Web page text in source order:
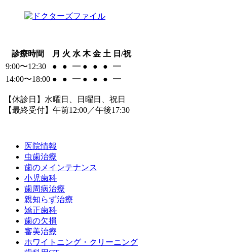
診療時間 月 火 水 木 金 土 日/祝
9:00〜12:30
● ● ━ ● ● ●
━
14:00〜18:00 ● ● ━ ● ● ● ━
【休診日】水曜日、日曜日、祝日
【最終受付】午前12:00／午後17:30
医院情報
虫歯治療
歯のメインテナンス
小児歯科
歯周病治療
親知らず治療
矯正歯科
歯の欠損
審美治療
ホワイトニング・クリーニング